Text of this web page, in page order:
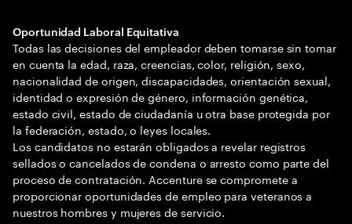
Oportunidad Laboral Equitativa
Todas las decisiones del empleador deben tomarse sin tomar
en cuenta la edad, raza, creencias, color, religión, sexo,
nacionalidad de origen, discapacidades, orientación sexual,
identidad o expresión de género, información genética,
estado civil, estado de ciudadanía u otra base protegida por
la federación, estado, o leyes locales.
Los candidatos no estarán obligados a revelar registros
sellados o cancelados de condena o arresto como parte del
proceso de contratación. Accenture se compromete a
proporcionar oportunidades de empleo para veteranos a
nuestros hombres y mujeres de servicio.